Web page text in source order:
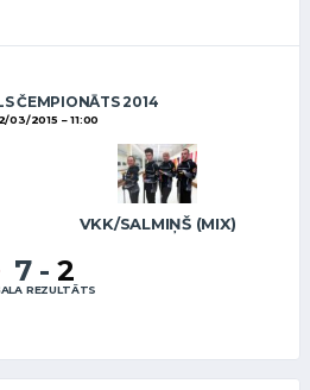
ČEMPIONĀTS 2014
03/2015 11:00
VKK/SALMIŅŠ (MIX)
7 - 2
REZULTĀTS